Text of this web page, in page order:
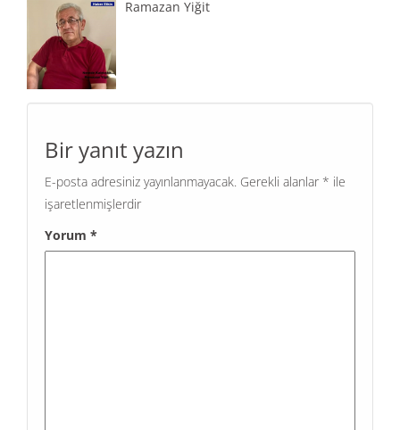
Ramazan Yiğit
Bir yanıt yazın
E-posta adresiniz yayınlanmayacak. Gerekli alanlar * ile
işaretlenmişlerdir
Yorum *